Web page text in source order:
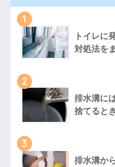
1
トイレに
対処法を
2
排水溝に
捨てると
3
排水溝か